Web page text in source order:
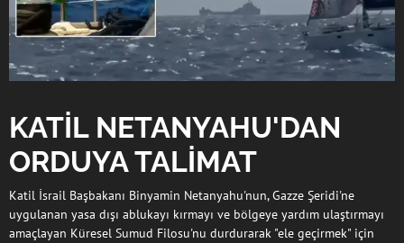
KATİL NETANYAHU'DAN
ORDUYA TALİMAT
Katil İsrail Başbakanı Binyamin Netanyahu'nun, Gazze Şeridi'ne
uygulanan yasa dışı ablukayı kırmayı ve bölgeye yardım ulaştırmayı
amaçlayan Küresel Sumud Filosu'nu durdurarak "ele geçirmek" için